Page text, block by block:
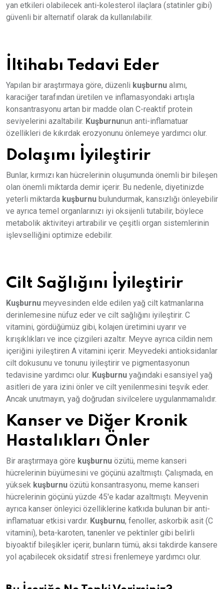
yan etkileri olabilecek anti-kolesterol ilaçlara (statinler gibi)
güvenli bir alternatif olarak da kullanılabilir.
İltihabı Tedavi Eder
Yapılan bir araştırmaya göre, düzenli kuşburnu alımı,
karaciğer tarafından üretilen ve inflamasyondaki artışla
konsantrasyonu artan bir madde olan C-reaktif protein
seviyelerini azaltabilir. Kuşburnunun anti-inflamatuar
özellikleri de kıkırdak erozyonunu önlemeye yardımcı olur.
Dolaşımı İyileştirir
Bunlar, kırmızı kan hücrelerinin oluşumunda önemli bir bileşen
olan önemli miktarda demir içerir. Bu nedenle, diyetinizde
yeterli miktarda kuşburnu bulundurmak, kansızlığı önleyebilir
ve ayrıca temel organlarınızı iyi oksijenli tutabilir, böylece
metabolik aktiviteyi artırabilir ve çeşitli organ sistemlerinin
işlevselliğini optimize edebilir.
Cilt Sağlığını İyileştirir
Kuşburnu meyvesinden elde edilen yağ cilt katmanlarına
derinlemesine nüfuz eder ve cilt sağlığını iyileştirir. C
vitamini, gördüğümüz gibi, kolajen üretimini uyarır ve
kırışıklıkları ve ince çizgileri azaltır. Meyve ayrıca cildin nem
içeriğini iyileştiren A vitamini içerir. Meyvedeki antioksidanlar
cilt dokusunu ve tonunu iyileştirir ve pigmentasyonun
tedavisine yardımcı olur. Kuşburnu yağındaki esansiyel yağ
asitleri de yara izini önler ve cilt yenilenmesini teşvik eder.
Ancak unutmayın, yağ doğrudan sivilcelere uygulanmamalıdır.
Kanser ve Diğer Kronik
Hastalıkları Önler
Bir araştırmaya göre kuşburnu özütü, meme kanseri
hücrelerinin büyümesini ve göçünü azaltmıştı. Çalışmada, en
yüksek kuşburnu özütü konsantrasyonu, meme kanseri
hücrelerinin göçünü yüzde 45'e kadar azaltmıştı. Meyvenin
ayrıca kanser önleyici özelliklerine katkıda bulunan bir anti-
inflamatuar etkisi vardır. Kuşburnu, fenoller, askorbik asit (C
vitamini), beta-karoten, tanenler ve pektinler gibi belirli
biyoaktif bileşikler içerir, bunların tümü, aksi takdirde kansere
yol açabilecek oksidatif stresi frenlemeye yardımcı olur.